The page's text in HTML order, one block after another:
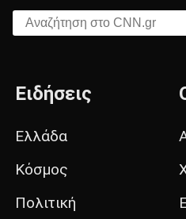
Αναζήτηση στο CNN.gr
Ειδήσεις
Ελλάδα
Κόσμος
Πολιτική